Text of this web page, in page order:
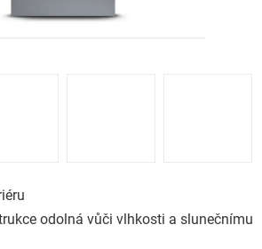
odolná vůči vlhkosti a slunečnímu